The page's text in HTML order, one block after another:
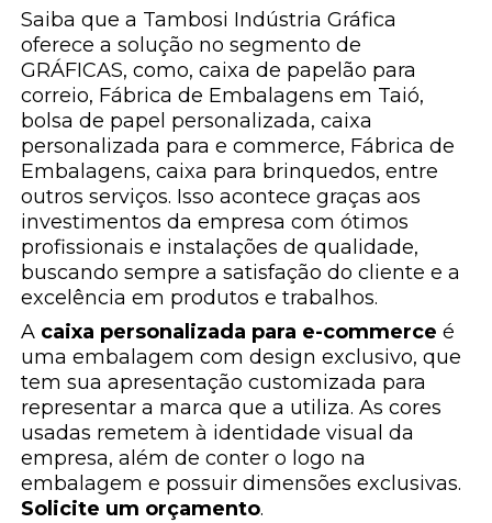
Saiba que a Tambosi Indústria Gráfica
oferece a solução no segmento de
GRÁFICAS, como, caixa de papelão para
correio, Fábrica de Embalagens em Taió,
bolsa de papel personalizada, caixa
personalizada para e commerce, Fábrica de
Embalagens, caixa para brinquedos, entre
outros serviços. Isso acontece graças aos
investimentos da empresa com ótimos
profissionais e instalações de qualidade,
buscando sempre a satisfação do cliente e a
excelência em produtos e trabalhos.
A caixa personalizada para e-commerce é
uma embalagem com design exclusivo, que
tem sua apresentação customizada para
representar a marca que a utiliza. As cores
usadas remetem à identidade visual da
empresa, além de conter o logo na
embalagem e possuir dimensões exclusivas.
Solicite um orçamento.